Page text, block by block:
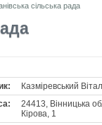
сільська рада
Казміревський
24413, Вінницька
Кірова, 1